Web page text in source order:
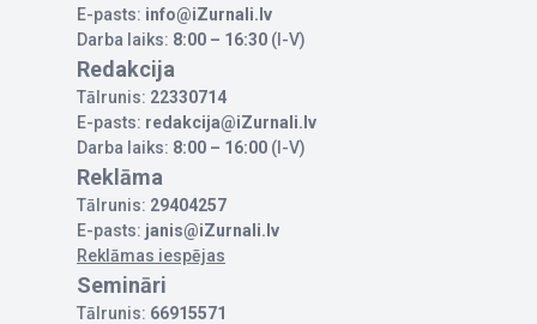
E-pasts: info@iZurnali.lv
Darba laiks: 8:00 – 16:30 (I-V)
Redakcija
Tālrunis: 22330714
E-pasts: redakcija@iZurnali.lv
Darba laiks: 8:00 – 16:00 (I-V)
Reklāma
Tālrunis: 29404257
E-pasts: janis@iZurnali.lv
Reklāmas iespējas
Semināri
Tālrunis: 66915571